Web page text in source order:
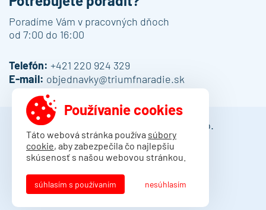
Poradíme Vám v pracovných dňoch
od 7:00 do 16:00
Telefón: +421 220 924 329
E-mail: objednavky@triumfnaradie.sk
© 2013 - 2026 DAMO Slovakia s.r.o.
Obchodné podmienky
Dodacie podmienky
Ochrana osobných údajov
Kontakt
Používanie cookies
Táto webová stránka používa súbory
cookie, aby zabezpečila čo najlepšiu
skúsenosť s našou webovou stránkou.
súhlasím s používaním nesúhlasím